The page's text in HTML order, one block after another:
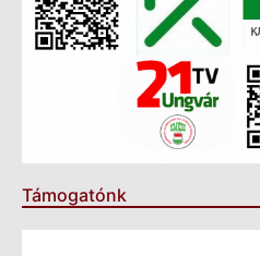
Támogatónk